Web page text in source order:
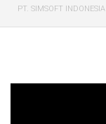
PT. SIMSOFT INDONESIA